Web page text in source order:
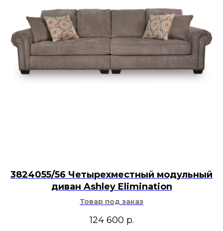
3824055/56 Четырехместный модульный
диван Ashley Elimination
Товар под заказ
124 600 р.